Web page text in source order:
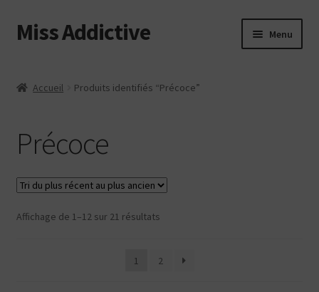
Aller
à
Aller
au
Miss Addictive Menu
Photos
Custom
Web
Accueil Produits identifiés “Précoce”
Précoce
Affichage de 1–12 sur 21 résultatsTrié
récent
1 2